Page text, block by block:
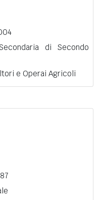
di Secondo
e Operai Agricoli